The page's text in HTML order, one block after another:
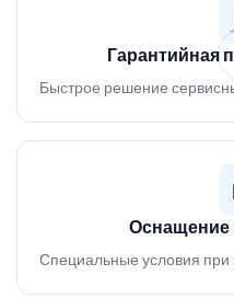
Гарантийная
Быстрое решение
Оснащение
Специальные условия при